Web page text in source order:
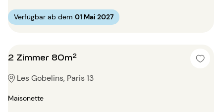
Verfügbar ab dem 01 Mai 2027
2 Zimmer 80m²
Les Gobelins, Paris 13
Maisonette